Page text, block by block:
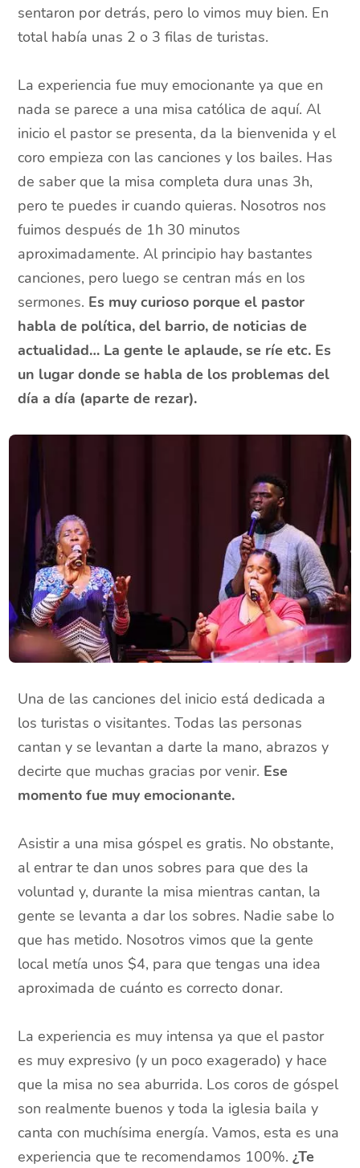
sentaron por detrás, pero lo vimos muy bien. En
total había unas 2 o 3 filas de turistas.
La experiencia fue muy emocionante ya que en
nada se parece a una misa católica de aquí. Al
inicio el pastor se presenta, da la bienvenida y el
coro empieza con las canciones y los bailes. Has
de saber que la misa completa dura unas 3h,
pero te puedes ir cuando quieras. Nosotros nos
fuimos después de 1h 30 minutos
aproximadamente. Al principio hay bastantes
canciones, pero luego se centran más en los
sermones. Es muy curioso porque el pastor
habla de política, del barrio, de noticias de
actualidad… La gente le aplaude, se ríe etc. Es
un lugar donde se habla de los problemas del
día a día (aparte de rezar).
Una de las canciones del inicio está dedicada a
los turistas o visitantes. Todas las personas
cantan y se levantan a darte la mano, abrazos y
decirte que muchas gracias por venir. Ese
momento fue muy emocionante.
Asistir a una misa góspel es gratis. No obstante,
al entrar te dan unos sobres para que des la
voluntad y, durante la misa mientras cantan, la
gente se levanta a dar los sobres. Nadie sabe lo
que has metido. Nosotros vimos que la gente
local metía unos $4, para que tengas una idea
aproximada de cuánto es correcto donar.
La experiencia es muy intensa ya que el pastor
es muy expresivo (y un poco exagerado) y hace
que la misa no sea aburrida. Los coros de góspel
son realmente buenos y toda la iglesia baila y
canta con muchísima energía. Vamos, esta es una
experiencia que te recomendamos 100%.¿Te